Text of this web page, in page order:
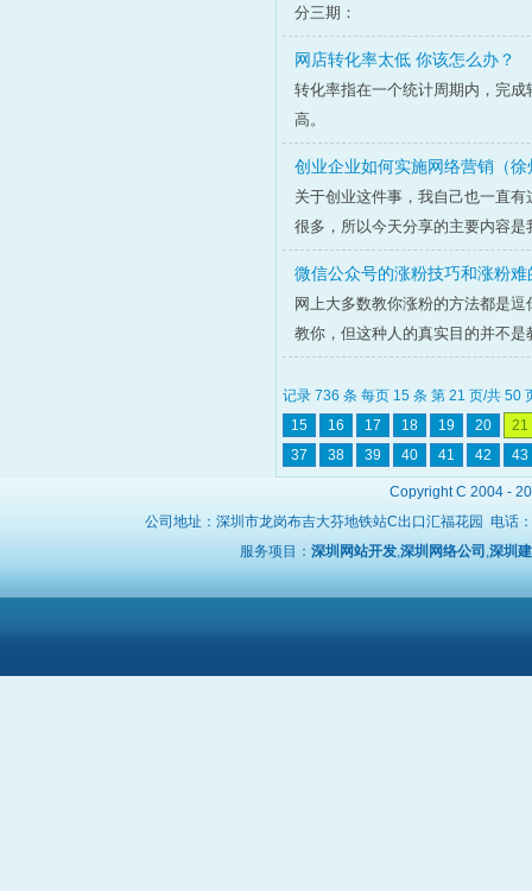
分三期：
网店转化率太低 你该怎么办？
转化率指在一个统计周期内，完
高。
创业企业如何实施网络营销（
关于创业这件事，我自己也一直
很多，所以今天分享的主要内容
微信公众号的涨粉技巧和涨粉难
网上大多数教你涨粉的方法都是
教你，但这种人的真实目的并不是
记录 736 条 每页 15 条 第 21 页/共 50
15
16 17 18 19 20
21
37
38 39 40 41 42 43
Copyright C 2004 -
公司地址：深圳市龙岗布吉大芬地铁站C出口汇福花园 电话：
服务项目： 深圳网站开发,深圳网络公司 ,深圳